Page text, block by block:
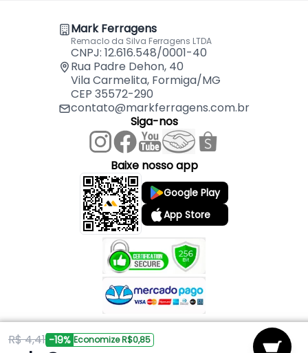
R$ 4,41 -19% Economize R$0,85
Mark Ferragens
Remaclo da Silva Ferragens LTDA
CNPJ: 12.616.548/0001-40
Rua Padre Dehon, 40
Vila Carmelita, Formiga/MG
CEP 35572-290
contato@markferragens.com.br
Siga-nos
Baixe nosso app
Google Play
App Store
Copyright © 2026 Mark Ferragens. Todos os direitos reservados.